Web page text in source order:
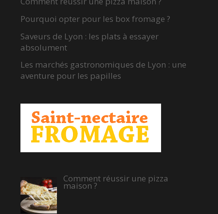
Pourquoi opter pour les box fromage ?
Saveurs de Lyon : les plats à essayer
absolument
Les marchés gastronomiques de Lyon : une
aventure pour les papilles
Comment réussir une pizza
maison ?